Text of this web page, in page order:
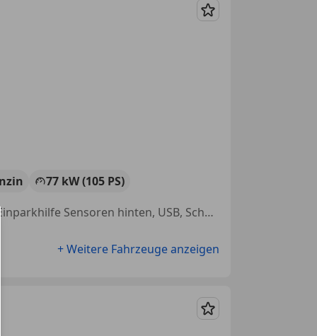
Merken
77 kW (105 PS)
Sitzheizung, Freisprecheinrichtung, Sommerreifen, Lordosenstütze, Einparkhilfe Sensoren hinten, USB, Scheckheftgepflegt, LED-Tagfahrlicht
+ Weitere Fahrzeuge anzeigen
Merken